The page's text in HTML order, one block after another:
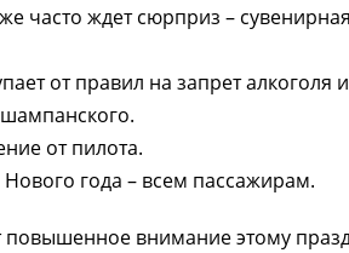
часто ждет сюрприз –
от правил на запрет алкоголя
от пилота.
года – всем пассажирам.
внимание этому